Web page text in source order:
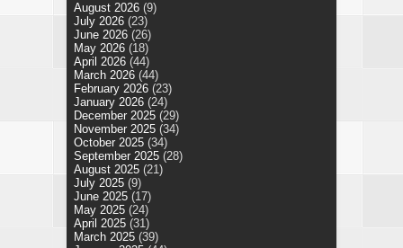
August 2026 (9)
July 2026 (23)
June 2026 (26)
May 2026 (18)
April 2026 (44)
March 2026 (44)
February 2026 (23)
January 2026 (24)
December 2025 (29)
November 2025 (34)
October 2025 (34)
September 2025 (28)
August 2025 (21)
July 2025 (9)
June 2025 (17)
May 2025 (24)
April 2025 (31)
March 2025 (39)